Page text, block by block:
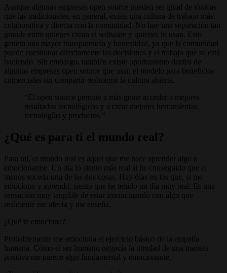
Aunque algunas empresas open source pueden ser igual de tóxicas
que las tradicionales, en general, existe una cultura de trabajo más
colaborativa y directa con la comunidad. No hay una separación tan
grande entre quienes crean el software y quienes lo usan. Esto
genera una mayor transparencia y honestidad, ya que la comunidad
puede cuestionar directamente las decisiones y el trabajo que se está
haciendo. Sin embargo, también existe oportunismo dentro de
algunas empresas open source que usan el modelo para beneficios
comerciales sin compartir realmente la cultura abierta.
El open source permite a más gente acceder a mejores
resultados tecnológicos y a crear mejores herramientas,
tecnologías y productos.
¿Qué es para ti el mundo real?
Para mí, el mundo real es aquel que me hace aprender algo o
emocionarme. Un día lo siento más real si he conseguido que al
menos suceda una de las dos cosas. Hay días en los que, si me
emociono y aprendo, siento que he tenido un día muy real. Es una
sensación muy tangible de estar interactuando con algo que
realmente me afecta y me enseña.
¿Qué te emociona?
Probablemente me emociona el ejercicio básico de la empatía
humana. Cómo el ser humano negocia la otredad de una manera
positiva me parece algo fundamental y emocionante.